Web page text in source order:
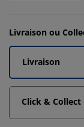
Livraison ou
Livraison
Click & Collect